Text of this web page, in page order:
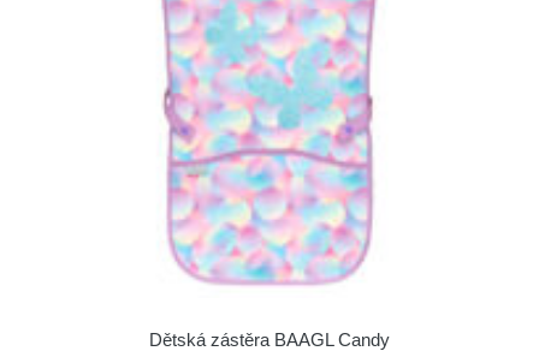
Dětská zástěra BAAGL Candy